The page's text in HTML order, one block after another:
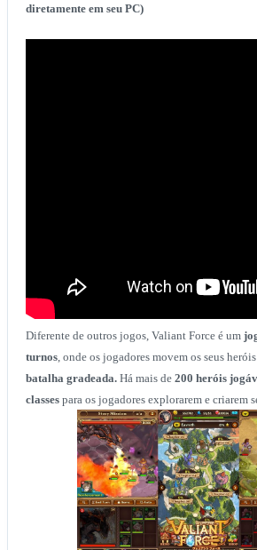
diretamente em seu PC)
Diferente de outros jogos, Valiant Force é um
turnos, onde os jogadores movem os seus
batalha gradeada. Há mais de 200 heróis
classespara os jogadores explorarem e criarem